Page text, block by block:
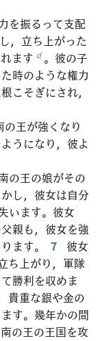
を振るって支配
，立ち上がった
ます d 。彼の子
時のような権力
こそぎにされ，
王が強くなり
うになり，彼よ
の王の娘がその
し，彼女は自分
います。彼女
親も，彼女を強
ます。
7
彼女
ち上がり，軍隊
勝利を収めま
貴重な銀や金の
す。幾年かの間
の王の王国を攻